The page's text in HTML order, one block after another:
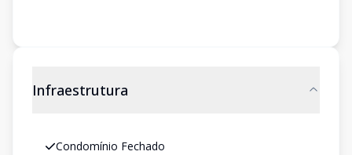
Infraestrutura
Condomínio Fechado